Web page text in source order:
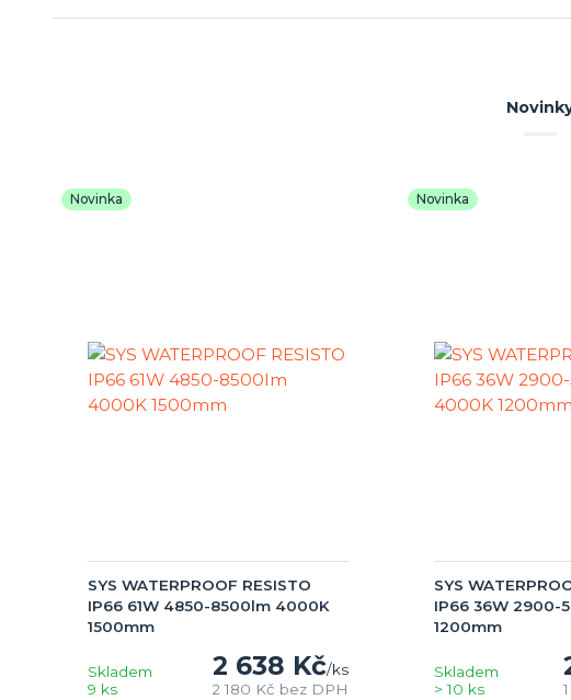
Novinka
SYS WATERPROOF RESISTO
IP66 61W 4850-8500lm 4000K
1500mm
2 638 Kč/ks
2 180 Kč bez DPH
Skladem
9 ks
Novinka
SYS
IP66 36W 2900-
1200mm
Skladem
> 10 ks